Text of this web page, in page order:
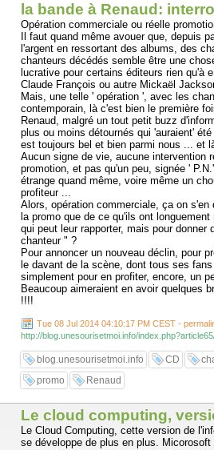
la bande à Renaud:
Opération commerciale ou réelle
Il faut quand même avouer que, depuis
l'argent en ressortant des albums, des
chanteurs décédés semble être une
lucrative pour certains éditeurs rien qu'à
Claude François ou autre Mickaël
Mais, une telle ' opération ', avec les
contemporain, là c'est bien le première
Renaud, malgré un tout petit buzz
plus ou moins détournés qui 'auraient'
est toujours bel et bien parmi nous ... et
Aucun signe de vie, aucune intervention
promotion, et pas qu'un peu, signée '
étrange quand même, voire même un
profiteur ...
Alors, opération commerciale, ça on
la promo que de ce qu'ils ont
qui peut leur rapporter, mais pour donner
chanteur " ?
Pour annoncer un nouveau déclin, pour
le davant de la scène, dont tous ses
simplement pour en profiter, encore, un
Beaucoup aimeraient en avoir quelques
!!!!
Tue 08 Jul 2014 04:10:17 PM CEST -
http://blog.unesourisetmoi.info/
blog.unesourisetmoi.info CD
promo
Renaud
Le cloud computing,
Le Cloud Computing, cette version de
se développe de plus en plus.